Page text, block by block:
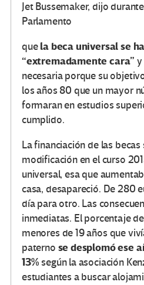
Jet Bussemaker, dijo
Parlamento
quela beca universal se
“extremadamente cara” y
necesaria porque su
los años 80 que un mayor
formaran en estudios
cumplido.
La financiación de las
modificación en el curso
universal, esa que
casa, desapareció. De 280
día para otro. Las
inmediatas. El porcentaje
menores de 19 años que
paterno se desplomó ese
13% según la asociación
estudiantes a buscar